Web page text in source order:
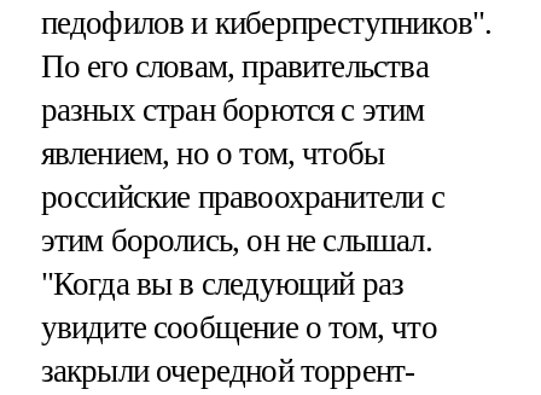
педофилов и киберпреступников".
По его словам, правительства
разных стран борются с этим
явлением, но о том, чтобы
российские правоохранители с
этим боролись, он не слышал.
"Когда вы в следующий раз
увидите сообщение о том, что
закрыли очередной торрент-